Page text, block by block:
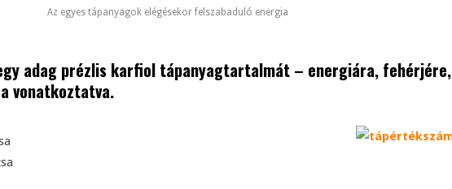
Az egyes tápanyagok elégésekor felszabaduló energia
adag prézlis karfiol tápanyagtartalmát – energiára, fehérjére,
vonatkoztatva.